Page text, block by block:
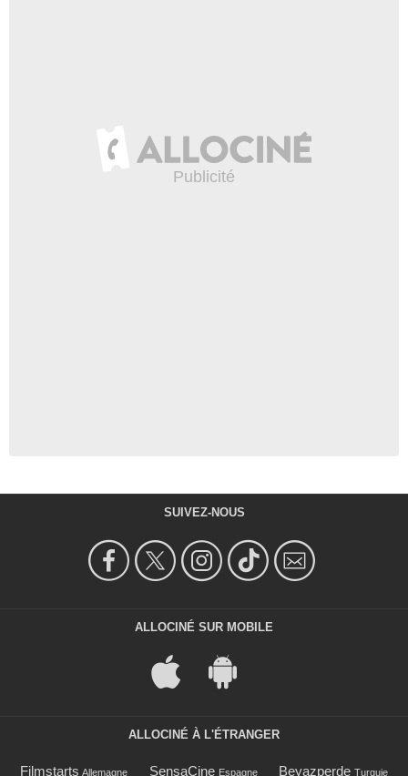
SUIVEZ-NOUS
ALLOCINÉ SUR MOBILE
ALLOCINÉ À L'ÉTRANGER
Filmstarts Allemagne SensaCine Espagne Beyazperde Turquie